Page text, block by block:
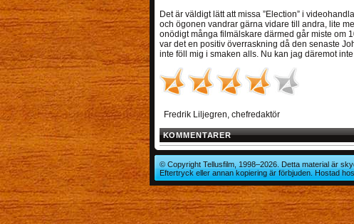
Det är väldigt lätt att missa ”Election” i
och ögonen vandrar gärna vidare till andra, lite
onödigt många filmälskare därmed går miste om
var det en positiv överraskning då den senaste
inte föll mig i smaken alls. Nu kan jag däremot
Fredrik Liljegren, chefredaktör
KOMMENTARER
© Copyright Tellusfilm, 1998–2026. Detta material är
Eftertryck eller annan kopiering är förbjuden. Hostad hos